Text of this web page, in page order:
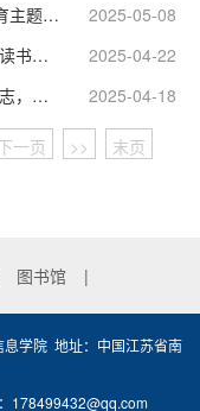
2025-05-08
电子学院举办户外素质拓展心理健康教育主题活动
2025-04-22
电子信息工程学院赴学田社区开展“世界读书日”主题活动
2025-04-18
电子信息工程学院开展“访曹公祠学英雄志，品跳面香传非遗情”主题活动
一页 >> 末页
图书馆 |
学院 地址：中国江苏省南
178499432@qq.com